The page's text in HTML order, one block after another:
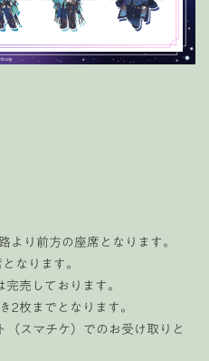
り前方の座席となります。
なります。
売しております。
2枚までとなります。
スマチケ）でのお受け取りと